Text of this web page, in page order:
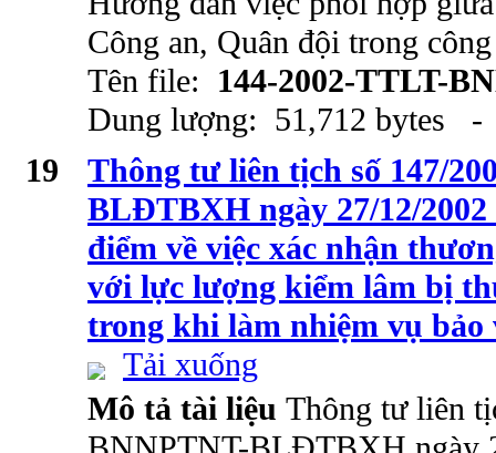
Công an, Quân đội trong
Tên file: 144-2002-TTLT-
Dung lượng: 51,712 bytes
19
Thông tư liên tịch số 147/
BLĐTBXH ngày 27/12/
điểm về việc xác nhận
với lực lượng kiểm lâm bị
trong khi làm nhiệm vụ bảo
Tải xuống
Mô tả tài liệu Thông tư liên